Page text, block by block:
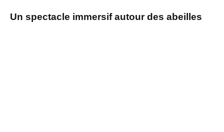
Un spectacle immersif autour des abeilles